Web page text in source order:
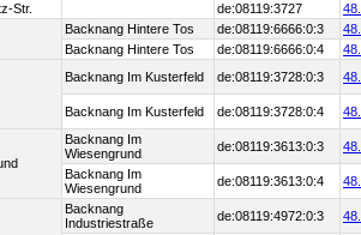
Str. de:08119:3727
Backnang Hintere Tos de:08119:6666:0:3
Backnang Hintere Tos
de:08119:6666:0:4
Backnang Im Kusterfeld de:08119:3728:0:3
Backnang Im Kusterfeld de:08119:3728:0:4
Backnang Im
Wiesengrund
de:08119:3613:0:3
Backnang Im
Wiesengrund
de:08119:3613:0:4
Backnang
Industriestraße
de:08119:4972:0:3